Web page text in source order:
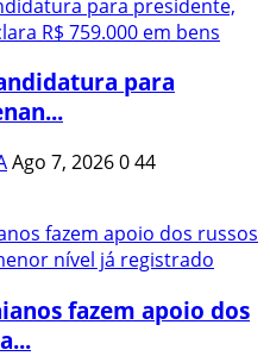
para
Ago 7, 2026044
fazem apoio dos